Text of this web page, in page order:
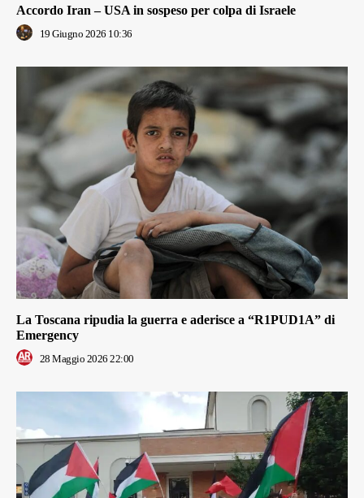
Accordo Iran – USA in sospeso per colpa di Israele
19 Giugno 2026 10:36
La Toscana ripudia la guerra e aderisce a “R1PUD1A” di
Emergency
28 Maggio 2026 22:00